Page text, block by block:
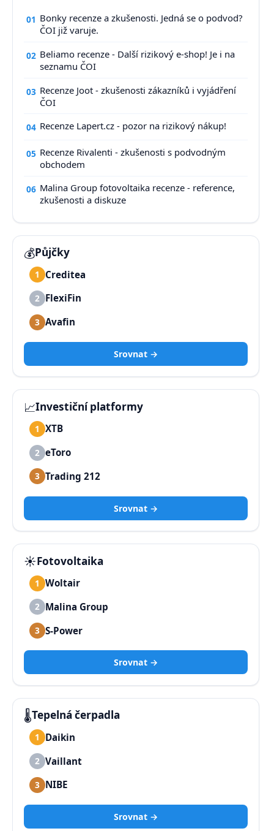
01 Bonky recenze a zkušenosti. Jedná se o podvod?
ČOI již varuje.
02 Beliamo recenze - Další rizikový e-shop! Je i na
seznamu ČOI
03 Recenze Joot - zkušenosti zákazníků i vyjádření
ČOI
04 Recenze Lapert.cz - pozor na rizikový nákup!
05 Recenze Rivalenti - zkušenosti s podvodným
obchodem
06 Malina Group fotovoltaika recenze - reference,
zkušenosti a diskuze
💰Půjčky
1 Creditea
2 FlexiFin
3 Avafin
Srovnat →
📈Investiční platformy
1 XTB
2 eToro
3 Trading 212
Srovnat →
☀️Fotovoltaika
1 Woltair
2 Malina Group
3 S-Power
Srovnat →
🌡️Tepelná čerpadla
1 Daikin
2 Vaillant
3 NIBE
Srovnat →